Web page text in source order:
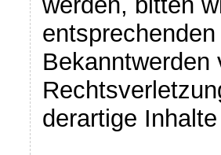
Bekanntwerden
derartige